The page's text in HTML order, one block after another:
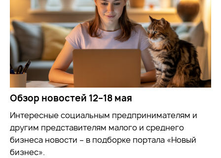
Обзор новостей 12–18 мая
Интересные социальным предпринимателям и
другим представителям малого и среднего
бизнеса новости – в подборке портала «Новый
бизнес».